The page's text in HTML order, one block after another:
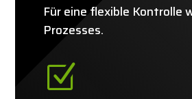
Für eine flexible Kontrolle
Prozesses.
Z